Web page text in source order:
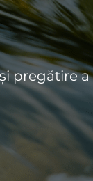
pregătire a